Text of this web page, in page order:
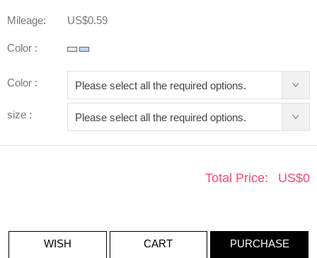
Mileage: US$0.59
Color :
Color :
size :
Total Price: US$0
WISH CART PURCHASE